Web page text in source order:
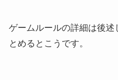
ゲームルールの詳細は後述
とめるとこうです。